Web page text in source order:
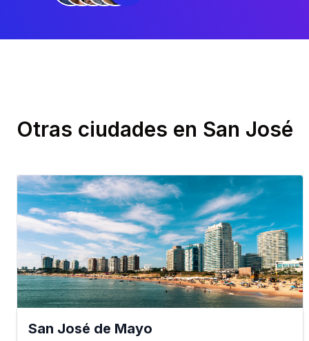
Otras ciudades en San José
San José de Mayo